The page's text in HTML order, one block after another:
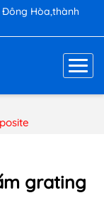
Đông Hòa,thành
grating